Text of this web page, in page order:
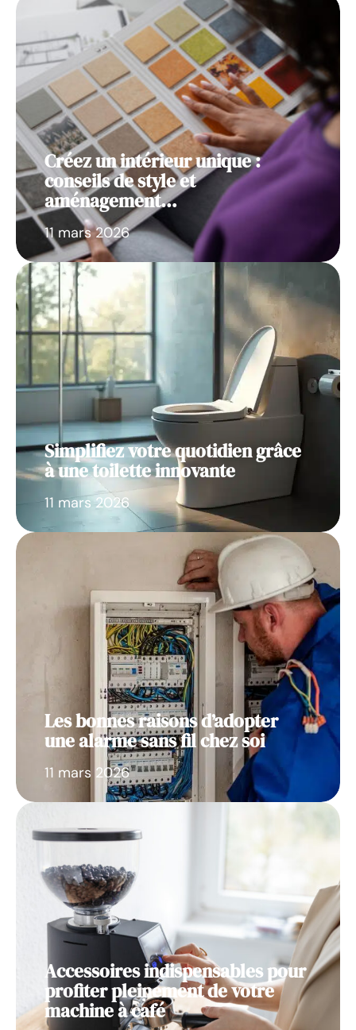
Créez un intérieur unique :
conseils de style et
aménagement…
11 mars 2026
Simplifiez votre quotidien grâce
à une toilette innovante
11 mars 2026
Les bonnes raisons d’adopter
une alarme sans fil chez soi
11 mars 2026
Accessoires indispensables pour
profiter pleinement de votre
machine à café